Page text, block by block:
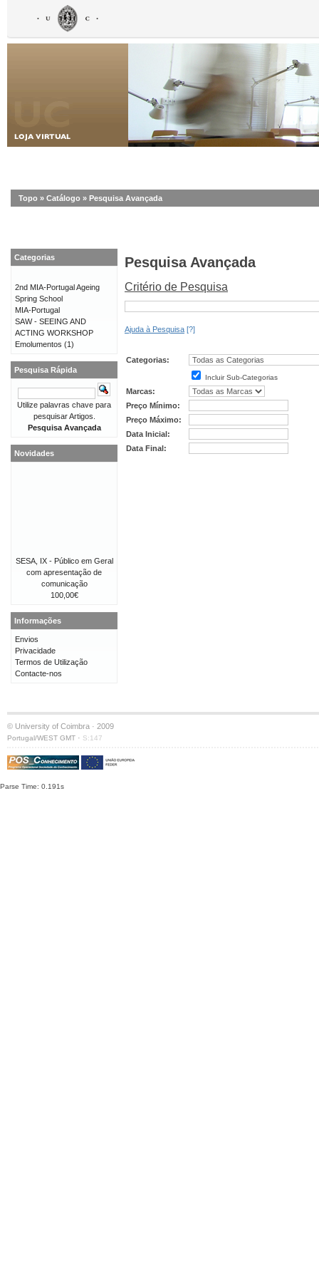
Topo » Catálogo » Pesquisa Avançada
Pesquisa Avançada
Critério de Pesquisa
Ajuda à Pesquisa [?]
Categorias:
Incluir Sub-Categorias
Marcas:
Preço Mínimo:
Preço Máximo:
Data Inicial:
Data Final:
Categorias
2nd MIA-Portugal Ageing
Spring School
MIA-Portugal
SAW - SEEING AND
ACTING WORKSHOP
Emolumentos (1)
Pesquisa Rápida
Utilize palavras chave para
pesquisar Artigos.
Pesquisa Avançada
Novidades
SESA, IX - Público em Geral
com apresentação de
comunicação
100,00€
Informações
Envios
Privacidade
Termos de Utilização
Contacte-nos
© University of Coimbra · 2009
Portugal/WEST GMT · S:147
Parse Time: 0.191s